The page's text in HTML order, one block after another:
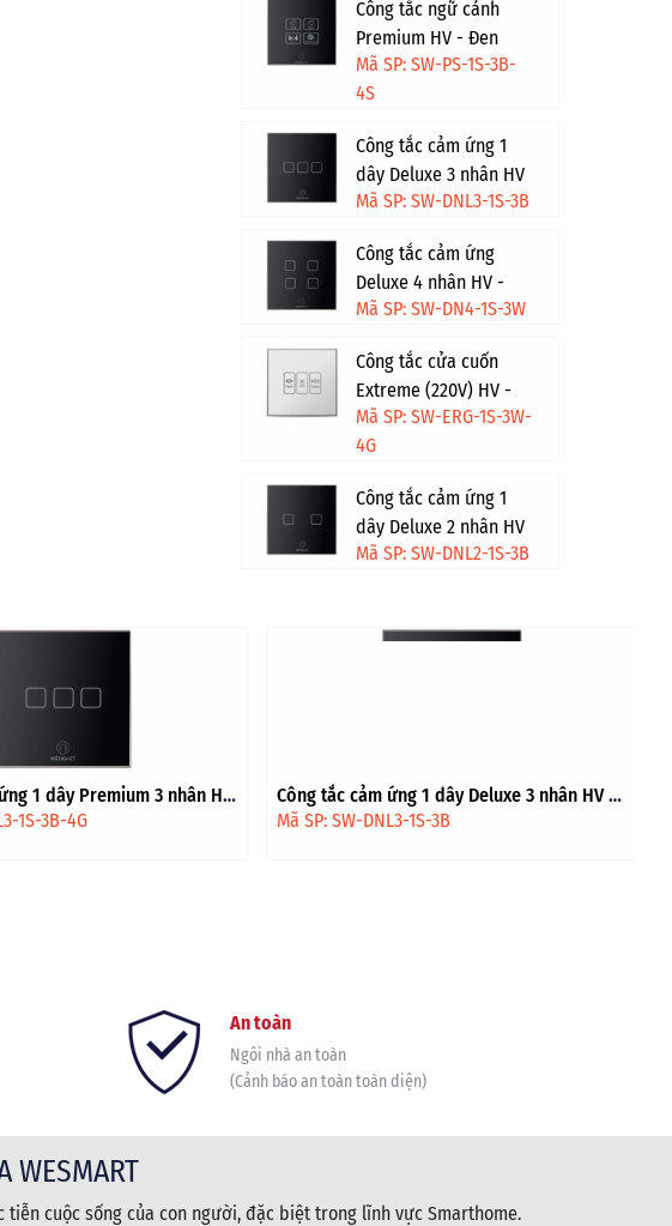
Công tắc ngữ cảnh
Premium HV - Đen
viền bạc
Mã SP: SW-PS-1S-3B-
4S
Công tắc cảm ứng 1
dây Deluxe 3 nhân HV
- Đen
Mã SP: SW-DNL3-1S-3B
Công tắc cảm ứng
Deluxe 4 nhân HV -
Trắng
Mã SP: SW-DN4-1S-3W
Công tắc cửa cuốn
Extreme (220V) HV -
Trắng viền vàng
Mã SP: SW-ERG-1S-3W-
4G
Công tắc cảm ứng 1
dây Deluxe 2 nhân HV
- Đen
Mã SP: SW-DNL2-1S-3B
1 dây Deluxe 3 nhân HV -
1S-3B
Công tắc cảm ứng 1 dây Premium 2 nhân HV
- Đen viền vàng
Mã SP: SW-PNL2-1S-3B-4G
An toàn
Ngôi nhà an toàn
(Cảnh báo an toàn toàn diện)
WESMART
cuộc sống của con người, đặc biệt trong lĩnh vực Smarthome.